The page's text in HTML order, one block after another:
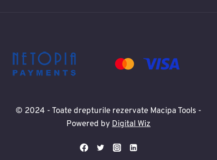
© 2024 - Toate drepturile rezervate Macipa Tools -
Powered byDigital Wiz